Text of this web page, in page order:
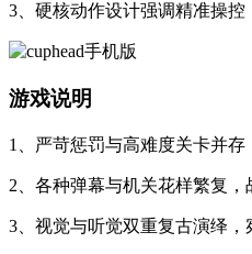
3、硬核动作设计强调精准操控
游戏说明
1、严苛惩罚与高难度关卡并存
2、各种弹幕与机关花样繁复，
3、视觉与听觉双重复古演绎，